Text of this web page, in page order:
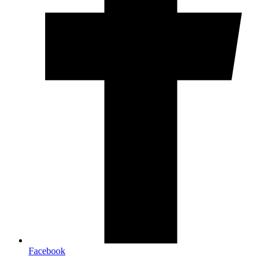
Facebook